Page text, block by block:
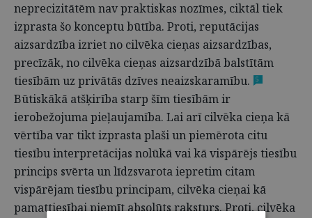
neprecizitātēm nav praktiskas nozīmes, ciktāl tiek
izprasta šo konceptu būtība. Proti, reputācijas
aizsardzība izriet no cilvēka cieņas aizsardzības,
precīzāk, no cilvēka cieņas aizsardzībā balstītām
tiesībām uz privātās dzīves neaizskaramību.
5
Būtiskākā atšķirība starp šīm tiesībām ir
ierobežojuma pieļaujamība. Lai arī cilvēka cieņa kā
vērtība var tikt izprasta plaši un piemērota citu
tiesību interpretācijas nolūkā vai kā vispārējs tiesību
princips svērta un līdzsvarota iepretim citam
vispārējam tiesību principam, cilvēka cieņai kā
pamattiesībai piemīt absolūts raksturs. Proti, cilvēka